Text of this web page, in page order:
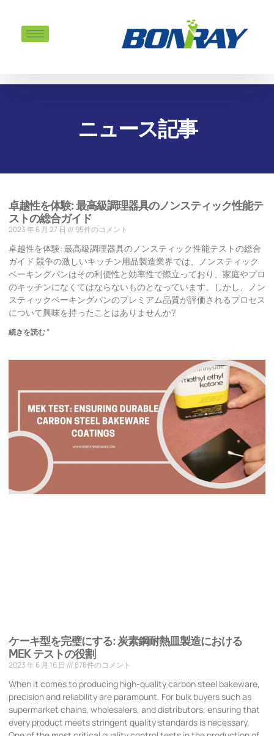
ニュース記事
卓越性を体験: 最高級調理器具のノンスティック性能テ
ストの総合ガイド
2023 年 6 月 27 日 95件のコメント
卓越性を体験: 最高級調理器具のノンスティック性能テストの総合
ガイド 競争の激しいキッチン用品製造業界では、ノンスティック
ベーキングパンはその利便性と効率性で際立っており、家庭やプロ
のキッチンになくてはならないものとなっています。しかし、ノン
スティックベーキングパンのプレミアム品質が評価されるプロセス
について興味を持ったことはありませんか?
続きを読む "
ケーキ型を完璧にする: 炭素鋼耐熱皿製造における
MEK テストの役割
2023 年 6 月 16 日 878件のコメント
When it comes to producing high-quality carbon steel bakeware,
precision and reliability are paramount. For bulk buyers such as
supermarket chains, wholesalers, and distributors, ensuring that
every product meets stringent quality standards is necessary.